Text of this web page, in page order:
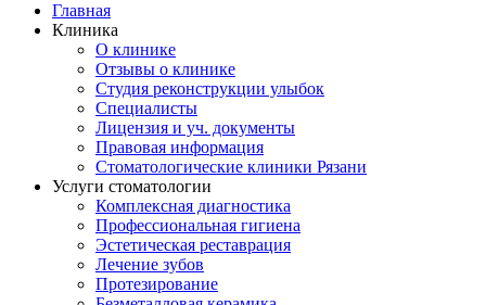
Главная
Клиника
О клинике
Отзывы о клинике
Студия реконструкции улыбок
Специалисты
Лицензия и уч. документы
Правовая информация
Стоматологические клиники Рязани
Услуги стоматологии
Комплексная диагностика
Профессиональная гигиена
Эстетическая реставрация
Лечение зубов
Протезирование